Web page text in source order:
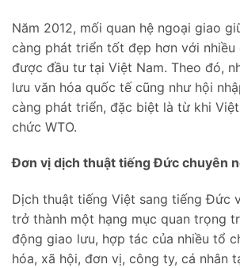
Năm 2012, mối quan hệ ngoại giao
càng phát triển tốt đẹp hơn với
được đầu tư tại Việt Nam. Theo đó,
lưu văn hóa quốc tế cũng như hội
càng phát triển, đặc biệt là từ khi
chức WTO.
Đơn vị dịch thuật tiếng Đức chuyên
Dịch thuật tiếng Việt sang tiếng Đức
trở thành một hạng mục quan trọng
động giao lưu, hợp tác của nhiều tổ
hóa, xã hội, đơn vị, công ty, cá nhân